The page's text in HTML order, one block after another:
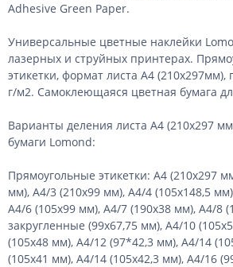
Adhesive Green Paper.
Универсальные цветные наклейки
лазерных и струйных принтерах.
этикетки, формат листа А4 (210х297мм),
г/м2. Самоклеющаяся цветная бумага
Варианты деления листа А4 (210х297
бумаги Lomond:
Прямоугольные этикетки: А4 (210х297
мм), А4/3 (210х99 мм), А4/4 (105х148,5
А4/6 (105х99 мм), А4/7 (190х38 мм), А4/8
закругленные (99х67,75 мм), А4/10
(105х48 мм), А4/12 (97*42,3 мм), А4/14
(105х41 мм), А4/14 (105х42,3 мм), А4/16